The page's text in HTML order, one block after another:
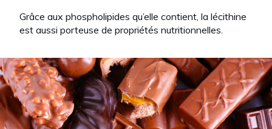
Grâce aux phospholipides qu’elle contient, la lécithine
est aussi porteuse de propriétés nutritionnelles.